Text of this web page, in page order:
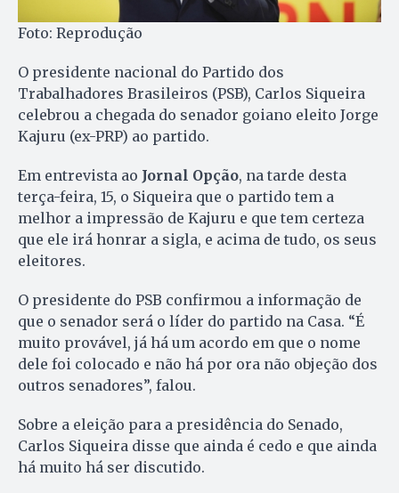
Foto: Reprodução
O presidente nacional do Partido dos
Trabalhadores Brasileiros (PSB), Carlos Siqueira
celebrou a chegada do senador goiano eleito Jorge
Kajuru (ex-PRP) ao partido.
Em entrevista ao Jornal Opção, na tarde desta
terça-feira, 15, o Siqueira que o partido tem a
melhor a impressão de Kajuru e que tem certeza
que ele irá honrar a sigla, e acima de tudo, os seus
eleitores.
O presidente do PSB confirmou a informação de
que o senador será o líder do partido na Casa. “É
muito provável, já há um acordo em que o nome
dele foi colocado e não há por ora não objeção dos
outros senadores”, falou.
Sobre a eleição para a presidência do Senado,
Carlos Siqueira disse que ainda é cedo e que ainda
há muito há ser discutido.